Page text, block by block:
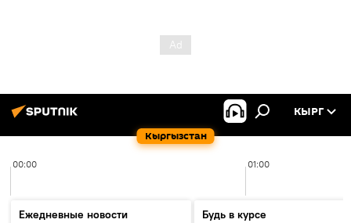
Кыргызстан
КЫРГ
00:00 01:00
Ежедневные новости
Будь в курсе